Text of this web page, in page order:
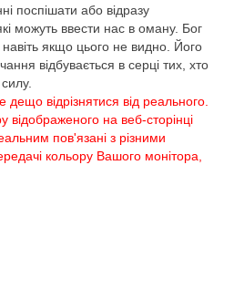
поспішати або відразу
можуть ввести нас в оману. Бог
якщо цього не видно. Його
відбувається в серці тих, хто
відрізнятися від реального.
відображеного на веб-сторінці
пов'язані з різними
кольору Вашого монітора,